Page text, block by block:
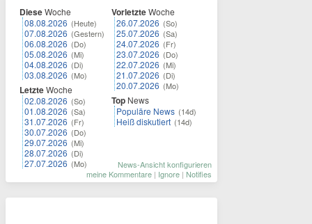
DieseWoche
08.08.2026 (Heute)
07.08.2026 (Gestern)
06.08.2026 (Do)
05.08.2026 (Mi)
04.08.2026 (Di)
03.08.2026 (Mo)
LetzteWoche
02.08.2026 (So)
01.08.2026 (Sa)
31.07.2026 (Fr)
30.07.2026 (Do)
29.07.2026 (Mi)
28.07.2026 (Di)
27.07.2026 (Mo)
VorletzteWoche
26.07.2026 (So)
25.07.2026 (Sa)
24.07.2026 (Fr)
23.07.2026 (Do)
22.07.2026 (Mi)
21.07.2026 (Di)
20.07.2026 (Mo)
Top News
Populäre News (14d)
Heiß diskutiert (14d)
News-Ansicht konfigurieren
meine Kommentare | Ignore | Notifies